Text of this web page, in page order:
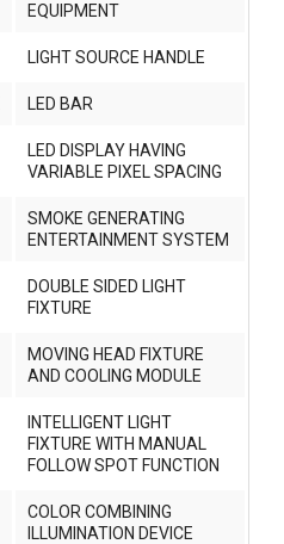
EQUIPMENT
LIGHT SOURCE HANDLE
LED BAR
LED DISPLAY HAVING
VARIABLE PIXEL SPACING
SMOKE GENERATING
ENTERTAINMENT SYSTEM
DOUBLE SIDED LIGHT
FIXTURE
MOVING HEAD FIXTURE
AND COOLING MODULE
INTELLIGENT LIGHT
FIXTURE WITH MANUAL
FOLLOW SPOT FUNCTION
COLOR COMBINING
ILLUMINATION DEVICE